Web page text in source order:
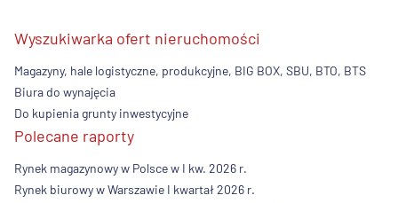
Wyszukiwarka ofert nieruchomości
Magazyny, hale logistyczne, produkcyjne, BIG BOX, SBU, BTO, BTS
Biura do wynajęcia
Do kupienia grunty inwestycyjne
Polecane raporty
Rynek magazynowy w Polsce w I kw. 2026 r.
Rynek biurowy w Warszawie I kwartał 2026 r.